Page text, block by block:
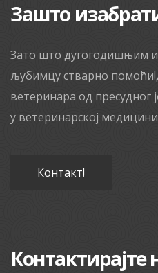
Зашто
Зато што дугогодишњим
љубимцу стварно
ветеринара од пресудног
у ветеринарској
Контакт!
Контактирајте